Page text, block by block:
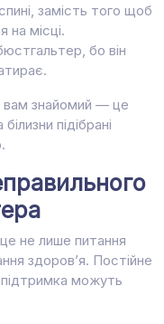
замість того щоб
на місці.
бо він
вам знайомий — це
підібрані
не лише питання
здоров’я. Постійне
можуть